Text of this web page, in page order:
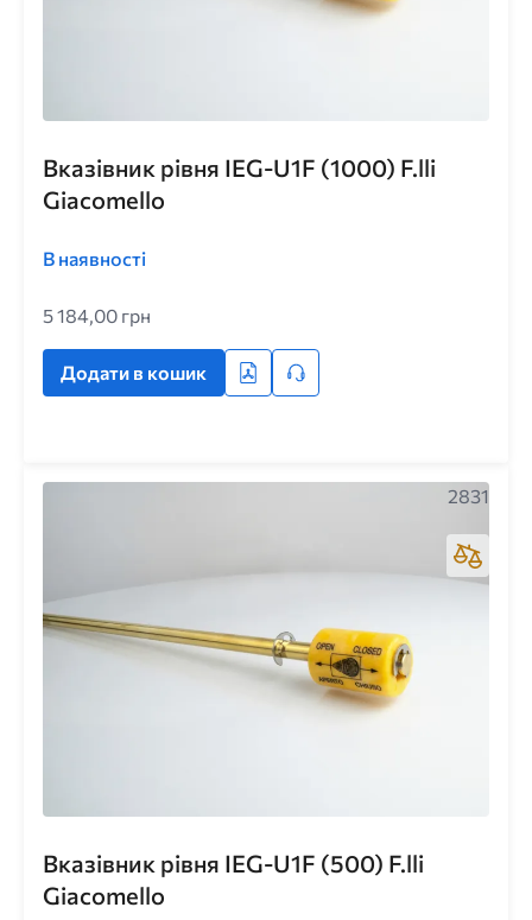
Вказівник рівня IEG-U1F (1000) F.lli
Giacomello
В наявності
5 184,00 грн
Додати в кошик
Вказівник рівня IEG-U1F (500) F.lli
Giacomello
2831